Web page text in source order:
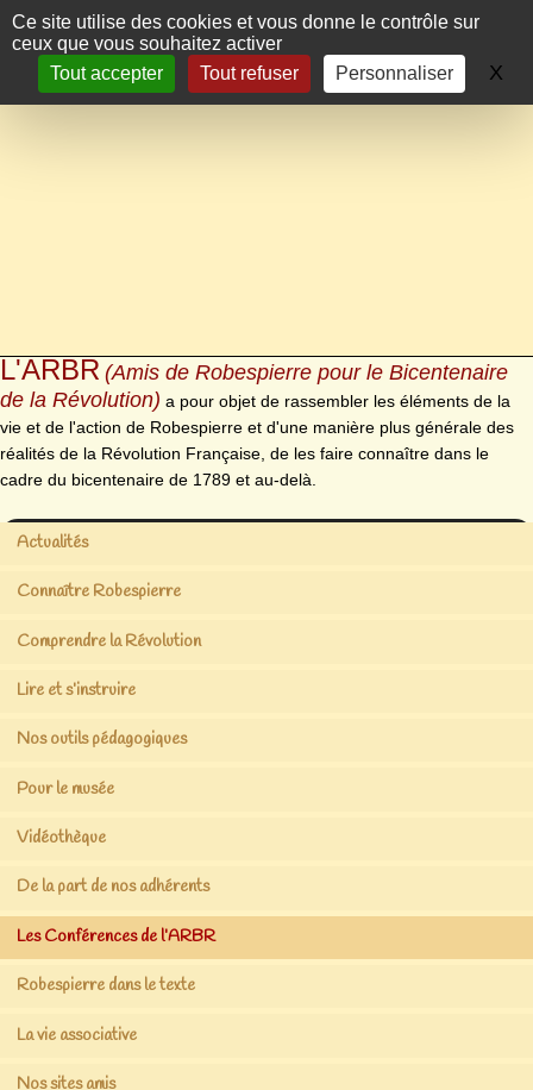
Panneau de gestion des cookies
Ce site utilise des cookies et vous donne le contrôle sur
ceux que vous souhaitez activer
Tout accepter
Tout refuser Personnaliser X
L'ARBR (Amis de Robespierre pour le Bicentenaire
de la Révolution) a pour objet de rassembler les éléments de la
vie et de l'action de Robespierre et d'une manière plus générale des
réalités de la Révolution Française, de les faire connaître dans le
cadre du bicentenaire de 1789 et au-delà.
Actualités
Connaître Robespierre
Comprendre la Révolution
Lire et s’instruire
Nos outils pédagogiques
Pour le musée
Vidéothèque
De la part de nos adhérents
Les Conférences de l’ARBR
Robespierre dans le texte
La vie associative
Nos sites amis